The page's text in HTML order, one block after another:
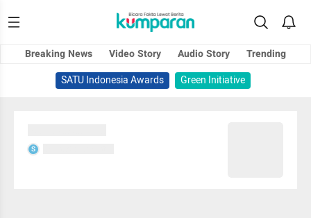
Breaking News Video Story Audio Story
Trending
SATU Indonesia Awards
Green Initiative
S